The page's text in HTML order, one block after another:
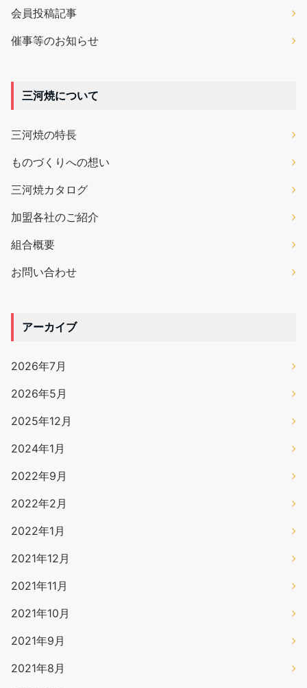
会員投稿記事
催事等のお知らせ
三河焼について
三河焼の特長
ものづくりへの想い
三河焼カタログ
加盟各社のご紹介
組合概要
お問い合わせ
アーカイブ
2026年7月
2026年5月
2025年12月
2024年1月
2022年9月
2022年2月
2022年1月
2021年12月
2021年11月
2021年10月
2021年9月
2021年8月